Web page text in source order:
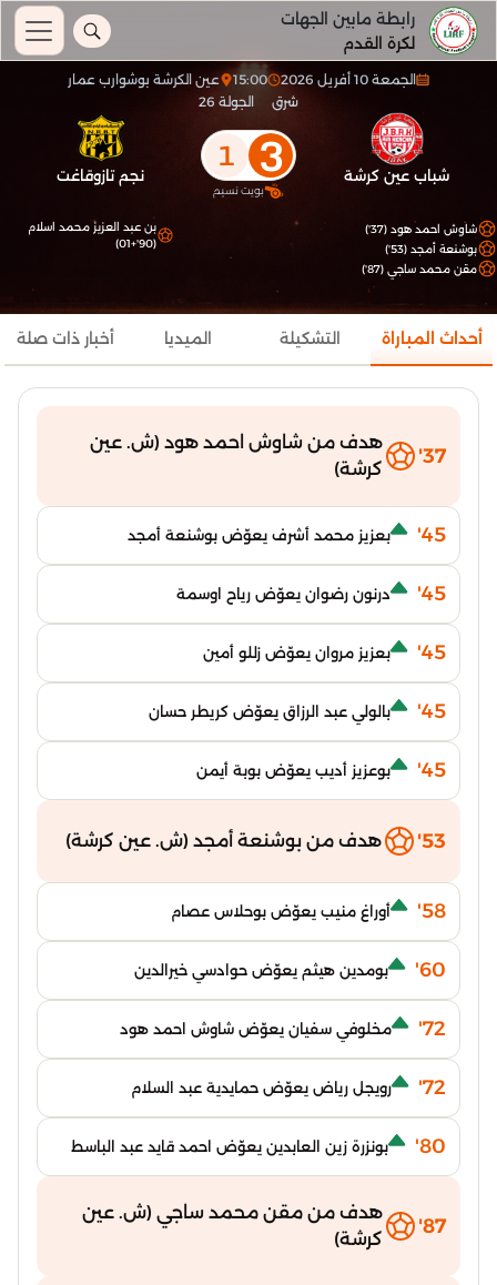
رابطة مابين الجهات
لكرة القدم
الجمعة 10 أفريل 2026 15:00
عين الكرشة بوشوارب عمار
شرق
الجولة 26
شباب عين كرشة 3
1
بويت نسيم
نجم تازوقاغت
شاوش احمد هود (37')
بوشنعة أمجد (53')
مقن محمد ساجي (87')
بن عبد العزيز محمد اسلام
(90'+01)
أحداث المباراة التشكيلة الميديا أخبار ذات صلة
37'
هدف من شاوش احمد هود (ش. عين
كرشة)
45' بعزيز محمد أشرف يعوّض بوشنعة أمجد
45' درنون رضوان يعوّض رياح اوسمة
45' بعزيز مروان يعوّض زللو أمين
45' بالولي عبد الرزاق يعوّض كريطر حسان
45' بوعزيز أديب يعوّض بوبة أيمن
53' هدف من بوشنعة أمجد (ش. عين كرشة)
58' أوراغ منيب يعوّض بوحلاس عصام
60' بومدين هيثم يعوّض حوادسي خيرالدين
72' مخلوفي سفيان يعوّض شاوش احمد هود
72' رويجل رياض يعوّض حمايدية عبد السلام
80' بونزرة زين العابدين يعوّض احمد قايد عبد الباسط
87'
هدف من مقن محمد ساجي (ش. عين
كرشة)